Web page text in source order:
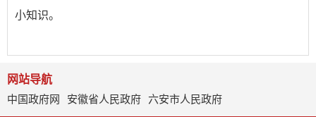
小知识。
网站导航
中国政府网
安徽省人民政府 六安市人民政府